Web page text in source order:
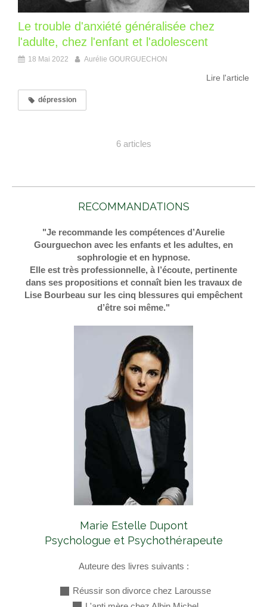
Le trouble d'anxiété généralisée chez
l'adulte, chez l'enfant et l'adolescent
18 Mai 2022 Aurélie GOURGUECHON
Lire l'article
dépression
6 articles
RECOMMANDATIONS
"Je recommande les compétences d’Aurelie
Gourguechon avec les enfants et les adultes, en
sophrologie et en hypnose.
Elle est très professionnelle, à l’écoute, pertinente
dans ses propositions et connaît bien les travaux de
Lise Bourbeau sur les cinq blessures qui empêchent
d’être soi même."
Marie Estelle Dupont
Psychologue et Psychothérapeute
Auteure des livres suivants :
Réussir son divorce chez Larousse